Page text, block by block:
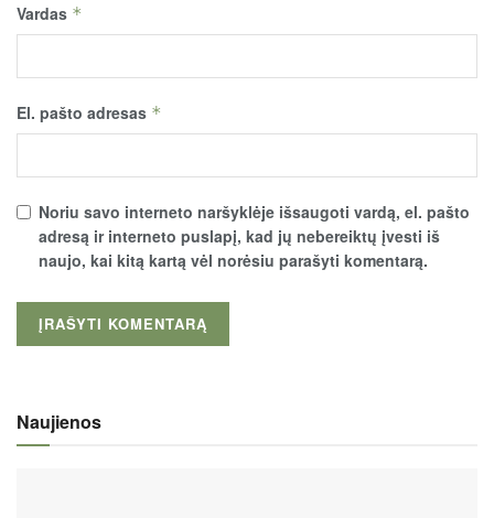
Vardas *
El. pašto adresas *
Noriu savo interneto naršyklėje išsaugoti vardą, el. pašto
adresą ir interneto puslapį, kad jų nebereiktų įvesti iš
naujo, kai kitą kartą vėl norėsiu parašyti komentarą.
Naujienos